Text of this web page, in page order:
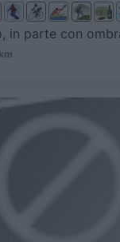
in parte con